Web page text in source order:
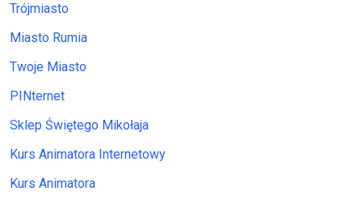
Trójmiasto
Miasto Rumia
Twoje Miasto
PINternet
Sklep Świętego Mikołaja
Kurs Animatora Internetowy
Kurs Animatora